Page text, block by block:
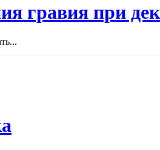
гравия при